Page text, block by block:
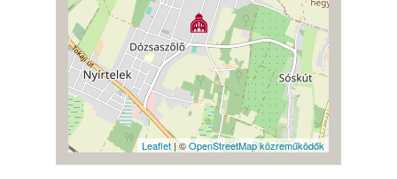
Leaflet| ©OpenStreetMap közreműködők